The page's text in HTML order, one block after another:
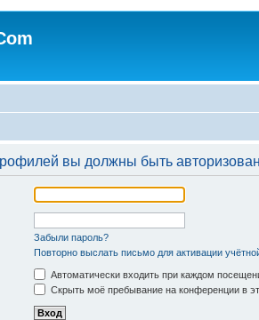
вы должны быть
Забыли пароль?
Повторно выслать письмо для активации
Автоматически входить при каждом
Скрыть моё пребывание на конференции в